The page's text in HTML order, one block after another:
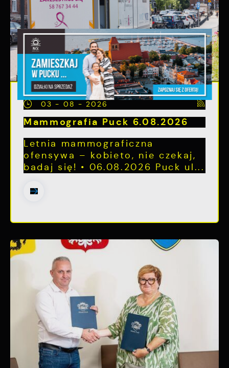
03 - 08 - 2026
Mammografia Puck 6.08.2026
Letnia mammograficzna
ofensywa – kobieto, nie czekaj,
badaj się! • 06.08.2026 Puck ul...